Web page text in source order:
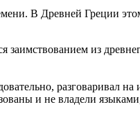
В Древней Греции
из
разговаривал
и не владели